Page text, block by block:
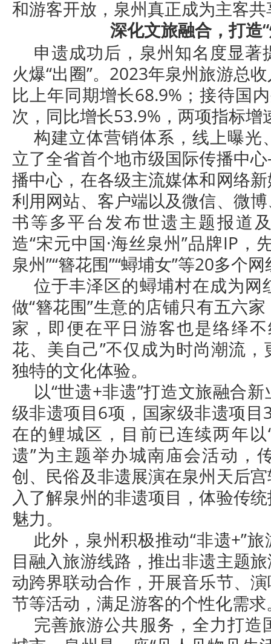
和游客开放，泉州真正成为主客
深化文旅融合，打造
申遗成功后，泉州知名度显著
火爆“出圈”。2023年泉州旅游总
比上年同期增长68.9%；接待国
次，同比增长53.9%，两项指标增
构建立体营销体系，线上曝光
立了全省首个地市级国际传播中
播中心，在各级主流媒体和网络
利用网站、客户端以及微信、微
书等多平台发布世遗主题报道
造“宋元中国·海丝泉州”品牌IP，
泉州”“簪花围”“蟳埔女”等20多个网
位于丰泽区的蟳埔村在成为网
做“簪花围”生意的店铺只有五六
家，即便在平日游客也是络绎
花、美自己”不仅成为时尚潮流
独特的文化体验。
以“世遗+非遗”打造文旅融合
级非遗项目6项，国家级非遗项
在的鲤城区，目前已连续两年
遗”为主题举办城南庙会活动，
创、民俗及非遗展演在泉州天后
入了解泉州的非遗项目，体验传
魅力。
此外，泉州积极推动“非遗+”
目融入旅游线路，推出非遗主题
动跨界联动合作，开展音乐节、
节等活动，满足游客的个性化需求
完善旅游公共服务，全力打造